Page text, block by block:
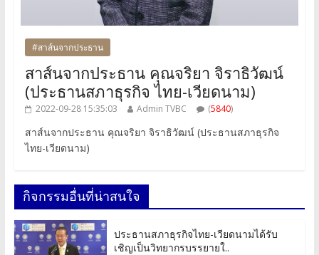
#สาส์นจากประธาน
สาส์นจากประธาน คุณจริยา จิราธิวัฒน์
(ประธานสภาธุรกิจ ไทย-เวียดนาม)
2022-09-28 15:35:03 Admin TVBC (5840)
สาส์นจากประธาน คุณจริยา จิราธิวัฒน์ (ประธานสภาธุรกิจ
ไทย-เวียดนาม)
กิจกรรมอื่นที่น่าสนใจ
ประธานสภาธุรกิจไทย-เวียดนามได้รับ
เชิญเป็นวิทยากรบรรยายใ..